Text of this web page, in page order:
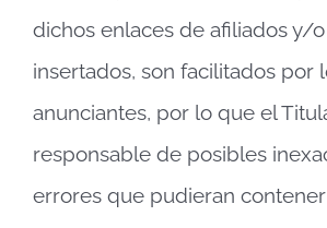
dichos enlaces de afiliados y/
insertados, son facilitados por
anunciantes, por lo que el
responsable de posibles
errores que pudieran